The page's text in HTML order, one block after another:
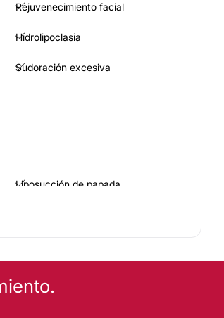
Rejuvenecimiento facial
Hidrolipoclasia
Sudoración excesiva
Liposucción de papada